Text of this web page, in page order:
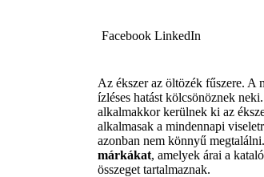
Facebook LinkedIn
Az ékszer az öltözék fűszere. A
ízléses hatást kölcsönöznek
alkalmakkor kerülnek ki az
alkalmasak a mindennapi
azonban nem könnyű
márkákat, amelyek árai a
összeget tartalmaznak.